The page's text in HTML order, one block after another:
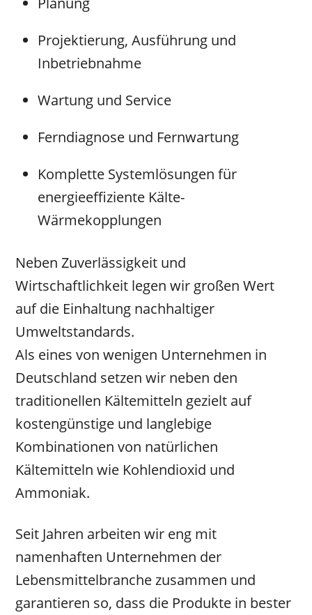
Projektierung, Ausführung und
Inbetriebnahme
Wartung und Service
Ferndiagnose und Fernwartung
Komplette Systemlösungen für
energieeffiziente Kälte-
Wärmekopplungen
Neben Zuverlässigkeit und
Wirtschaftlichkeit legen wir großen Wert
auf die Einhaltung nachhaltiger
Umweltstandards.
Als eines von wenigen Unternehmen in
Deutschland setzen wir neben den
traditionellen Kältemitteln gezielt auf
kostengünstige und langlebige
Kombinationen von natürlichen
Kältemitteln wie Kohlendioxid und
Ammoniak.
Seit Jahren arbeiten wir eng mit
namenhaften Unternehmen der
Lebensmittelbranche zusammen und
garantieren so, dass die Produkte in bester